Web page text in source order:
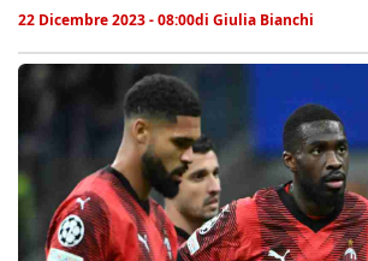
22 Dicembre 2023 - 08:00di Giulia Bianchi